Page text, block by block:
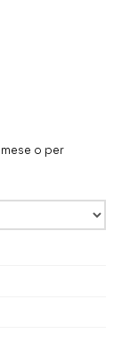
o per